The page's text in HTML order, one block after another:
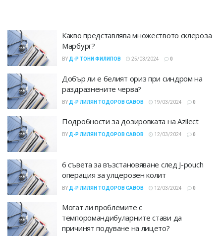
Какво представлява множеството склероза
Марбург?
BY Д-Р ТОНИ ФИЛИПОВ 25/03/2024 0
Добър ли е белият ориз при синдром на
раздразнените черва?
BY Д-Р ЛИЛЯН ТОДОРОВ САВОВ 19/03/2024 0
Подробности за дозировката на Azilect
BY Д-Р ЛИЛЯН ТОДОРОВ САВОВ 12/03/2024 0
6 съвета за възстановяване след J-pouch
операция за улцерозен колит
BY Д-Р ЛИЛЯН ТОДОРОВ САВОВ 12/03/2024 0
Могат ли проблемите с
темпоромандибуларните стави да
причинят подуване на лицето?